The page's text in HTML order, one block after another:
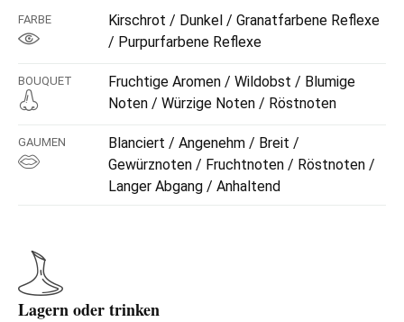
FARBE
Kirschrot / Dunkel / Granatfarbene Reflexe
/ Purpurfarbene Reflexe
BOUQUET
Fruchtige Aromen / Wildobst / Blumige
Noten / Würzige Noten / Röstnoten
GAUMEN
Blanciert / Angenehm / Breit /
Gewürznoten / Fruchtnoten / Röstnoten /
Langer Abgang / Anhaltend
Lagern oder trinken